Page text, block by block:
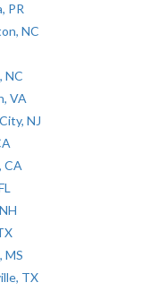
PR
NC
NC
VA
NJ
CA
MS
TX